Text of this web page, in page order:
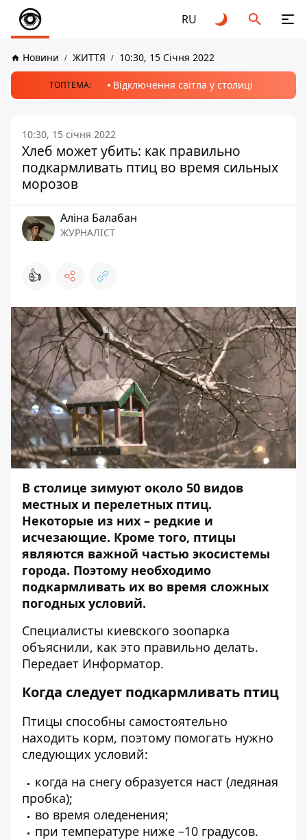
RU
Новини ЖИТТЯ 10:30, 15 Січня 2022
ТОПТЕМА: Відключення світла у столиці
10:30, 15 січня 2022
Хлеб может убить: как правильно
подкармливать птиц во время сильных
морозов
Аліна Балабан
ЖУРНАЛІСТ
👍
В столице зимуют около 50 видов
местных и перелетных птиц.
Некоторые из них – редкие и
исчезающие. Кроме того, птицы
являются важной частью экосистемы
города. Поэтому необходимо
подкармливать их во время сложных
погодных условий.
Специалисты киевского зоопарка
объяснили, как это правильно делать.
Передает Информатор.
Когда следует подкармливать птиц
Птицы способны самостоятельно
находить корм, поэтому помогать нужно
следующих условий:
когда на снегу образуется наст (ледяная
пробка);
во время оледенения;
при температуре ниже –10 градусов.